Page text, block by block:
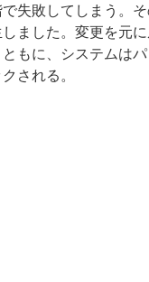
失敗してしまう。
ました。変更を元
もに、システムは
される。